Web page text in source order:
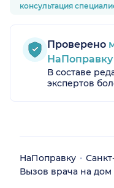
консультация
Проверено
НаПоправку
В составе
экспертов
НаПоправку
Вызов врача на дом